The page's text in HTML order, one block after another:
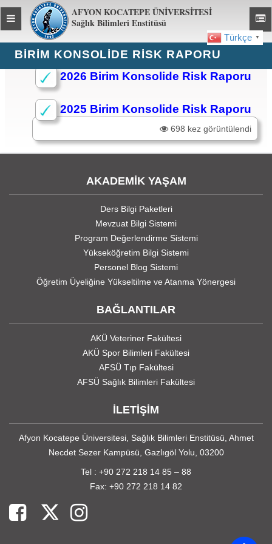
AFYON KOCATEPE ÜNİVERSİTESİ
Sağlık Bilimleri Enstitüsü
Toggle
global
navigation
Türkçe ▼
BIRIM KONSOLIDE RISK RAPORU
2026 Birim Konsolide Risk Raporu
2025 Birim Konsolide Risk Raporu
698 kez görüntülendi
AKADEMİK YAŞAM
Ders Bilgi Paketleri
Mevzuat Bilgi Sistemi
Program Değerlendirme Sistemi
Yükseköğretim Bilgi Sistemi
Personel Blog Sistemi
Öğretim Üyeliğine Yükseltilme ve Atanma Yönergesi
BAĞLANTILAR
AKÜ Veteriner Fakültesi
AKÜ Spor Bilimleri Fakültesi
AFSÜ Tıp Fakültesi
AFSÜ Sağlık Bilimleri Fakültesi
İLETİŞİM
Afyon Kocatepe Üniversitesi, Sağlık Bilimleri Enstitüsü, Ahmet
Necdet Sezer Kampüsü, Gazlıgöl Yolu, 03200
Tel : +90 272 218 14 85 – 88
Fax: +90 272 218 14 82